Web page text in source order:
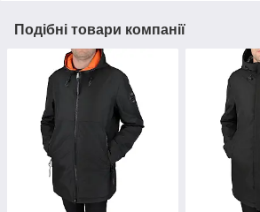
Подібні товари компанії